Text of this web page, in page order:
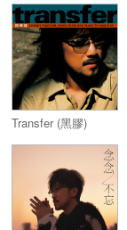
Transfer (黑膠)